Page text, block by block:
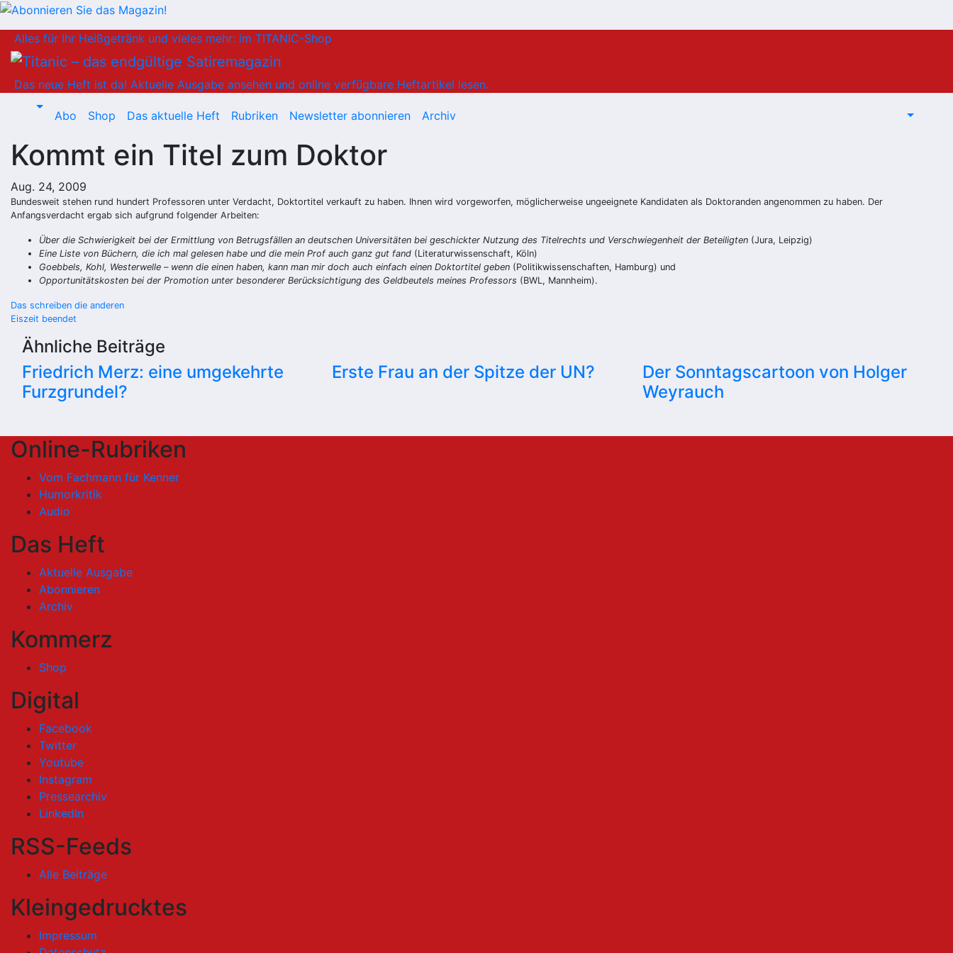
Inhalt
springen
Alles für Ihr Heißgetränk und vieles mehr: im TITANIC-Shop
Das neue Heft ist da! Aktuelle Ausgabe ansehen und online verfügbare Heftartikel lesen.
Abo Shop Das aktuelle Heft Rubriken Newsletter abonnieren Archiv
Kommt ein Titel zum Doktor
Aug. 24, 2009
Bundesweit stehen rund hundert Professoren unter Verdacht, Doktortitel verkauft zu haben. Ihnen wird vorgeworfen, möglicherweise ungeeignete Kandidaten als Doktoranden angenommen zu haben. Der
Anfangsverdacht ergab sich aufgrund folgender Arbeiten:
Über die Schwierigkeit bei der Ermittlung von Betrugsfällen an deutschen Universitäten bei geschickter Nutzung des Titelrechts und Verschwiegenheit der Beteiligten (Jura, Leipzig)
Eine Liste von Büchern, die ich mal gelesen habe und die mein Prof auch ganz gut fand (Literaturwissenschaft, Köln)
Goebbels, Kohl, Westerwelle – wenn die einen haben, kann man mir doch auch einfach einen Doktortitel geben (Politikwissenschaften, Hamburg) und
Opportunitätskosten bei der Promotion unter besonderer Berücksichtigung des Geldbeutels meines Professors (BWL, Mannheim).
Beitragsnavigation
Das schreiben die anderen
Eiszeit beendet
Ähnliche Beiträge
Friedrich Merz: eine umgekehrte
Furzgrundel?
Erste Frau an der Spitze der UN?
Der Sonntagscartoon von Holger
Weyrauch
Online-Rubriken
Vom Fachmann für Kenner
Humorkritik
Audio
Das Heft
Aktuelle Ausgabe
Abonnieren
Archiv
Kommerz
Shop
Digital
Facebook
Twitter
Youtube
Instagram
Pressearchiv
LinkedIn
RSS-Feeds
Alle Beiträge
Kleingedrucktes
Impressum